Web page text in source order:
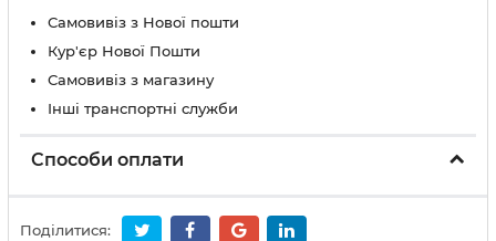
Самовивіз з Нової пошти
Кур'єр Нової Пошти
Самовивіз з магазину
Інші транспортні служби
Способи оплати
Поділитися: